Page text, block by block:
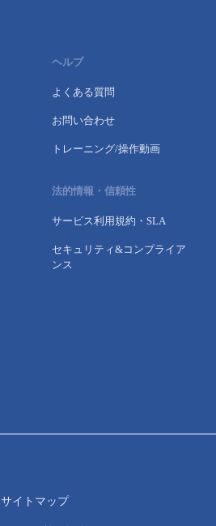
ヘルプ
よくある質問
お問い合わせ
トレーニング/操作動画
法的情報・信頼性
サービス利用規約・SLA
セキュリティ&コンプライア
ンス
サイトマップ